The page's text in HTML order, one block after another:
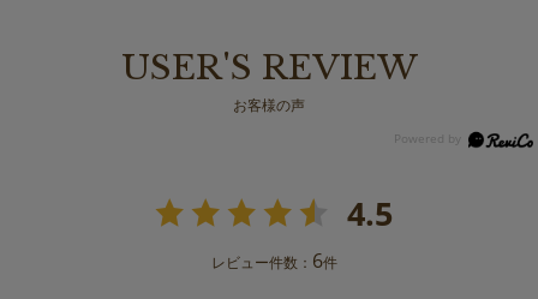
USER'S REVIEW
お客様の声
4.5
レビュー件数： 6件